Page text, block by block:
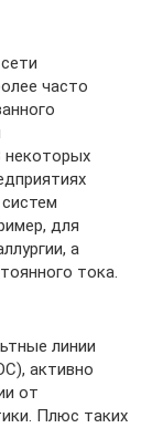
часто
некоторых
для
а
тока.
линии
активно
от
Плюс таких